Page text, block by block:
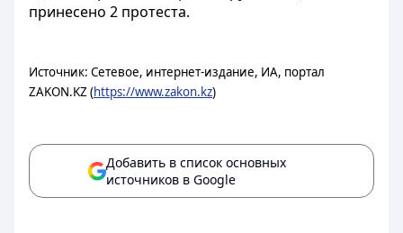
принесено 2 протеста.
Источник: Сетевое, интернет-издание, ИА, портал
ZAKON.KZ (https://www.zakon.kz)
Добавить в список основных
источников в Google